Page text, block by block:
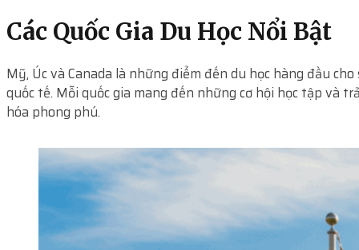
Các Quốc Gia Du Học Nổi Bật
Mỹ, Úc và Canada là những điểm đến du học hàng đầu
quốc tế. Mỗi quốc gia mang đến những cơ hội học tập và
hóa phong phú.